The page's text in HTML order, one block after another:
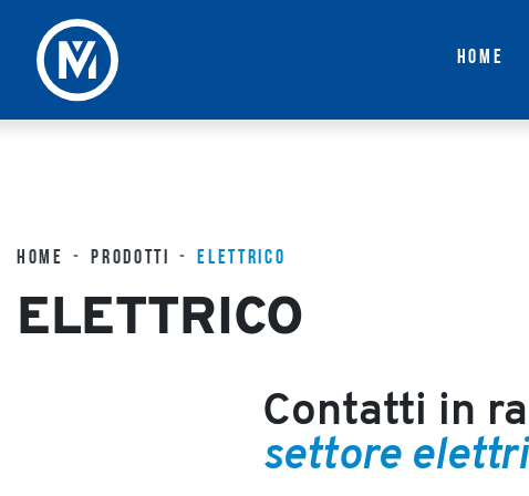
Home
HOME PRODOTTI ELETTRICO
ELETTRICO
Contatti in
settore